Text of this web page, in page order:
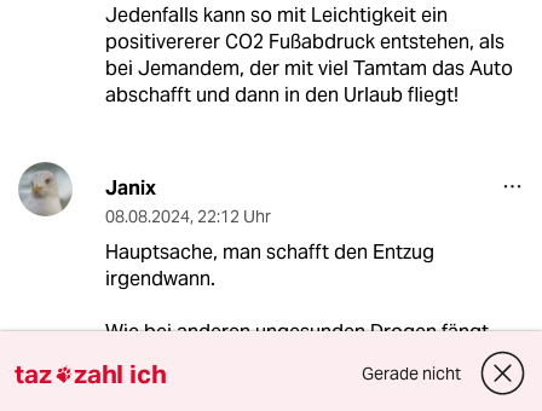
Jedenfalls kann so mit Leichtigkeit ein
positivererer CO2 Fußabdruck entstehen, als
bei Jemandem, der mit viel Tamtam das Auto
abschafft und dann in den Urlaub fliegt!
Janix
08.08.2024, 22:12 Uhr
Hauptsache, man schafft den Entzug
irgendwann.
Wie bei anderen ungesunden Drogen fängt
Dafür sollten wir u.a. mal die Anreize anders
taz zahl ich Gerade nicht